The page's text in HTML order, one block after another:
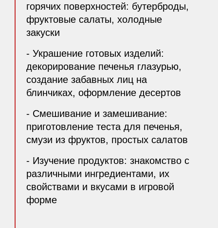
горячих поверхностей: бутерброды,
фруктовые салаты, холодные
закуски
- Украшение готовых изделий:
декорирование печенья глазурью,
создание забавных лиц на
блинчиках, оформление десертов
- Смешивание и замешивание:
приготовление теста для печенья,
смузи из фруктов, простых салатов
- Изучение продуктов: знакомство с
различными ингредиентами, их
свойствами и вкусами в игровой
форме